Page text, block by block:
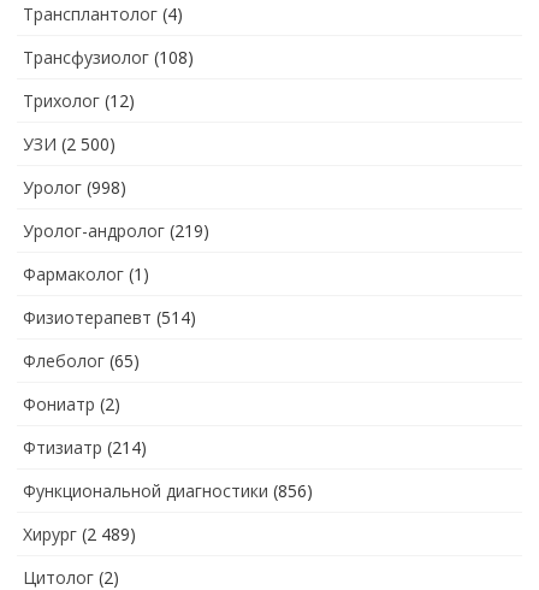
Трансплантолог (4)
Трансфузиолог (108)
Трихолог (12)
УЗИ (2 500)
Уролог (998)
Уролог-андролог (219)
Фармаколог (1)
Физиотерапевт (514)
Флеболог (65)
Фониатр (2)
Фтизиатр (214)
Функциональной диагностики (856)
Хирург (2 489)
Цитолог (2)